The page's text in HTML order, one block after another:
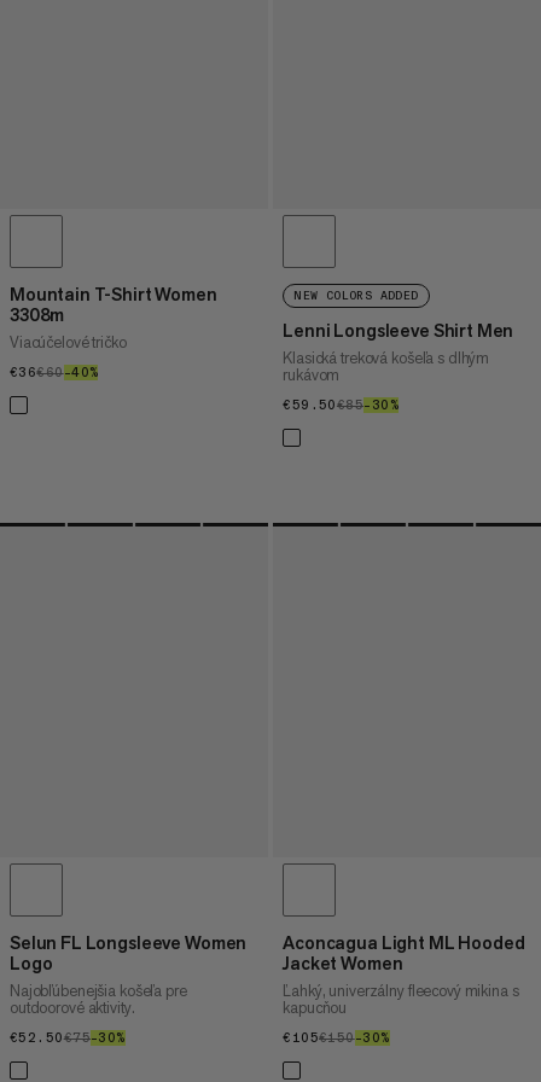
Mountain T-Shirt Women
3308m
Viacúčelové tričko
€36€36
€60€60
–40%
NEW COLORS ADDED
Lenni Longsleeve Shirt Men
Klasická treková košeľa s dlhým
rukávom
€59.50€59.50
€85€85
–30%30%
Selun FL Longsleeve Women
Logo
Najobľúbenejšia košeľa pre
outdoorové aktivity.
€52.50€52.50
€75€75
–30%
Aconcagua Light ML Hooded
Jacket Women
Ľahký, univerzálny fleecový mikina s
kapucňou
€105€105
€150€150
–30%